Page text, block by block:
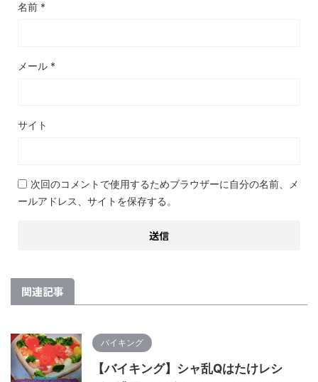
名前 *
メール *
サイト
次回のコメントで使用するためブラウザーに自分の名前、メ
ールアドレス、サイトを保存する。
関連記事
バイキング
【バイキング】シャ乱Qはたけレシ